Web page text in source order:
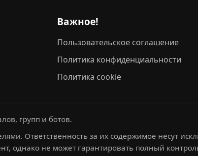
Важное!
Пользовательское соглашение
Политика конфиденциальности
Политика cookie
групп и ботов.
Ответственность за их содержимое несут
однако не может гарантировать полный